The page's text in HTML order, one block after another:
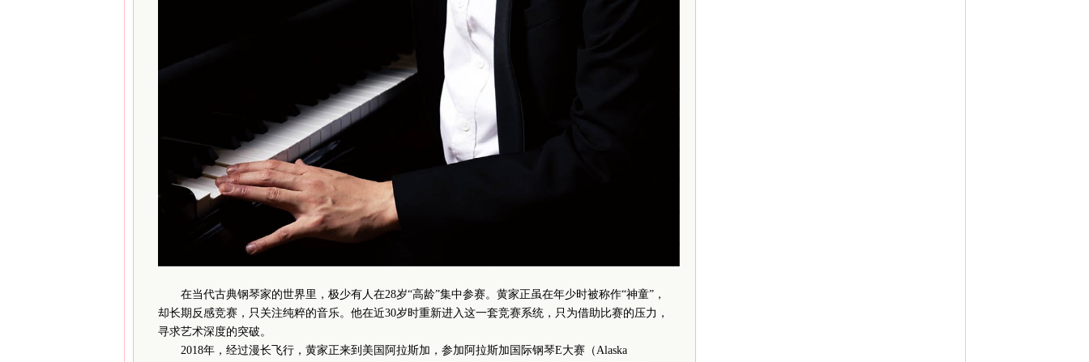
在当代古典钢琴家的世界里，极少有人在28岁“高龄”集中参赛。黄家正虽在年少时被称作“神童”，
却长期反感竞赛，只关注纯粹的音乐。他在近30岁时重新进入这一套竞赛系统，只为借助比赛的压力，
寻求艺术深度的突破。
2018年，经过漫长飞行，黄家正来到美国阿拉斯加，参加阿拉斯加国际钢琴E大赛（Alaska